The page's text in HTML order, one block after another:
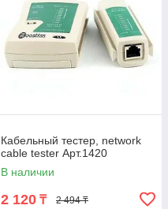
Кабельный тестер, network
cable tester Арт.1420
В наличии
2 120 ₸ 2 494 ₸